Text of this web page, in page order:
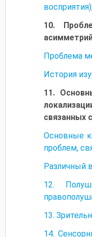
10.
Проблема
История
11.
связанных
Основные
проблем,
Различный
12.
13.
14.